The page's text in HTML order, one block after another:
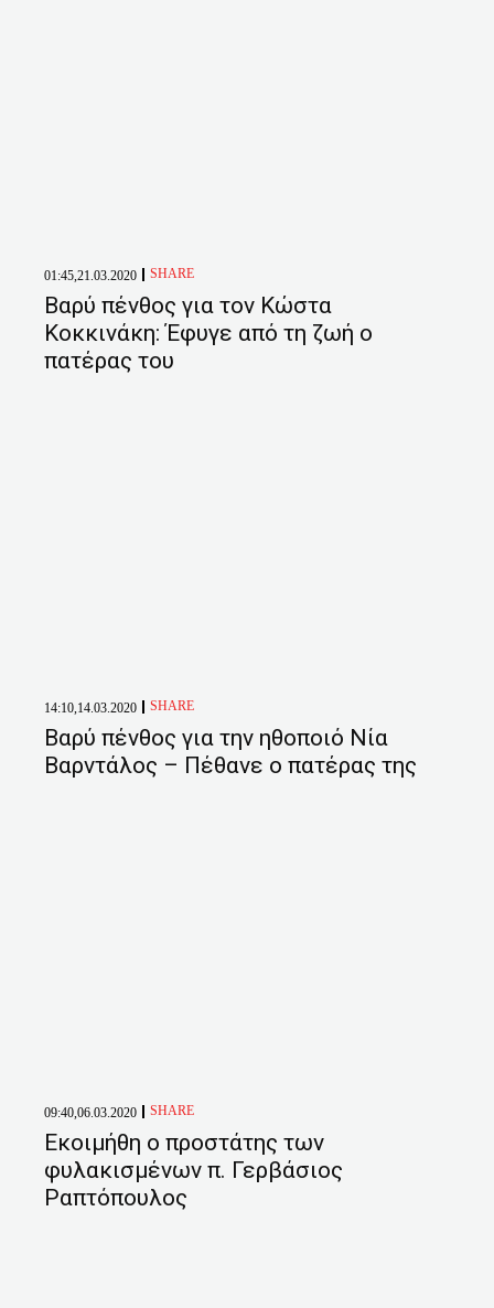
01:45,21.03.2020 SHARE
Βαρύ πένθος για τον Κώστα
Κοκκινάκη: Έφυγε από τη ζωή ο
πατέρας του
14:10,14.03.2020 SHARE
Βαρύ πένθος για την ηθοποιό Νία
Βαρντάλος – Πέθανε ο πατέρας της
09:40,06.03.2020 SHARE
Εκοιμήθη ο προστάτης των
φυλακισμένων π. Γερβάσιος
Ραπτόπουλος